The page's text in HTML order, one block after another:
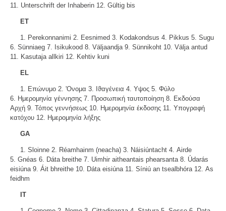
11. Unterschrift der Inhaberin 12. Gültig bis
ET
1. Perekonnanimi 2. Eesnimed 3. Kodakondsus 4. Pikkus 5. Sugu
6. Sünniaeg 7. Isikukood 8. Väljaandja 9. Sünnikoht 10. Välja antud
11. Kasutaja allkiri 12. Kehtiv kuni
EL
1. Επώνυμο 2. 'Ονομα 3. Ιϑαγένεια 4. Υψος 5. Φύλο
6. Ημερομηνία γέννησης 7. Προσωπική ταυτοποίηση 8. Εκδούσα
Αρχή 9. Τόπος γεννήσεως 10. Ημερομηνία έκδοσης 11. Υπογραφή
κατόχου 12. Ημερομηνία λήξης
GA
1. Sloinne 2. Réamhainm (neacha) 3. Náisiúntacht 4. Airde
5. Gnéas 6. Dáta breithe 7. Uimhir aitheantais phearsanta 8. Údarás
eisiúna 9. Áit bhreithe 10. Dáta eisiúna 11. Síniú an tsealbhóra 12. As
feidhm
IT